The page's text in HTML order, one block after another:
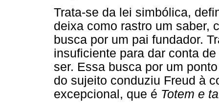
Trata-se da lei simbólica,
deixa como rastro um saber,
busca por um pai fundador.
insuficiente para dar conta
ser. Essa busca por um
do sujeito conduziu Freud à
excepcional, que é Totem e